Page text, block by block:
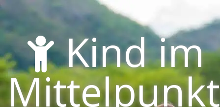
Skip
Kind im
Mittelpunkt